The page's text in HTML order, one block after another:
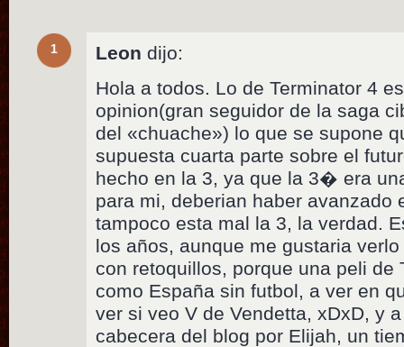
1 Leon dijo:
Hola a todos. Lo de Terminator 4
opinion(gran seguidor de la saga
del «chuache») lo que se supone
supuesta cuarta parte sobre el
hecho en la 3, ya que la 3� era
para mi, deberian haber avanzado
tampoco esta mal la 3, la verdad.
los años, aunque me gustaria
con retoquillos, porque una peli de
como España sin futbol, a ver en
ver si veo V de Vendetta, xDxD, y
cabecera del blog por Elijah, un